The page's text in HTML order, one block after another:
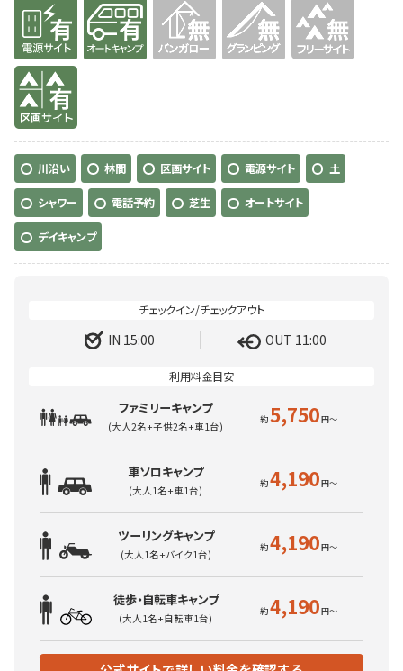
有り 有り
有り
川沿い 林間 区画サイト 電源サイト 土
シャワー 電話予約 芝生 オートサイト
デイキャンプ
IN 15:00 OUT 11:00
ファミリーキャンプ
(大人2名+子供2名+車1台) 5,750
車ソロキャンプ
(大人1名+車1台) 4,190
ツーリングキャンプ
(大人1名+バイク1台) 4,190
徒歩・自転車キャンプ
(大人1名+自転車1台) 4,190